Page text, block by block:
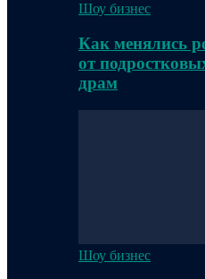
Шоу бизнес
Как менялись
от
драм
Шоу бизнес